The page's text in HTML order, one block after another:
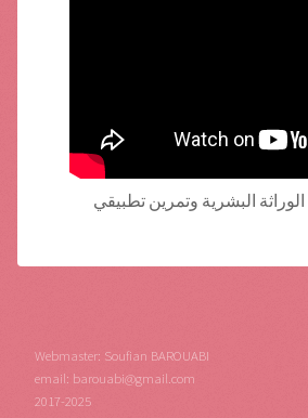
البشرية وتمرين تطبيقي
Webmaster: Soufian BAROUABI
email: barouabi@gmail.com
2017-2025